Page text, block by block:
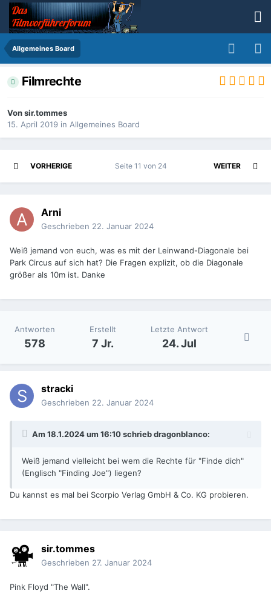
Allgemeines Board
Filmrechte
Vonsir.tommes
15. April 2019 in Allgemeines Board
VORHERIGE WEITER
Seite 11 von 24
Arni
Geschrieben 22. Januar 2024
Weiß jemand von euch, was es mit der Leinwand-Diagonale bei
Park Circus auf sich hat? Die Fragen explizit, ob die Diagonale
größer als 10m ist. Danke
Antworten
578
Erstellt
7 Jr.
Letzte Antwort
24. Jul
stracki
Geschrieben 22. Januar 2024
Am 18.1.2024 um 16:10 schriebdragonblanco:
Weiß jemand vielleicht bei wem die Rechte für "Finde dich"
(Englisch "Finding Joe") liegen?
Du kannst es mal bei Scorpio Verlag GmbH & Co. KG probieren.
sir.tommes
Geschrieben 27. Januar 2024
Pink Floyd "The Wall".